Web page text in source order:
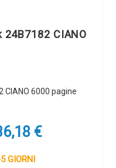
CIANO
CIANO 6000 pagine
€Il
GIORNI